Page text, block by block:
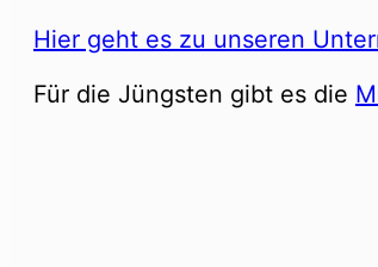
Hier geht es zu unseren
Für die Jüngsten gibt es die